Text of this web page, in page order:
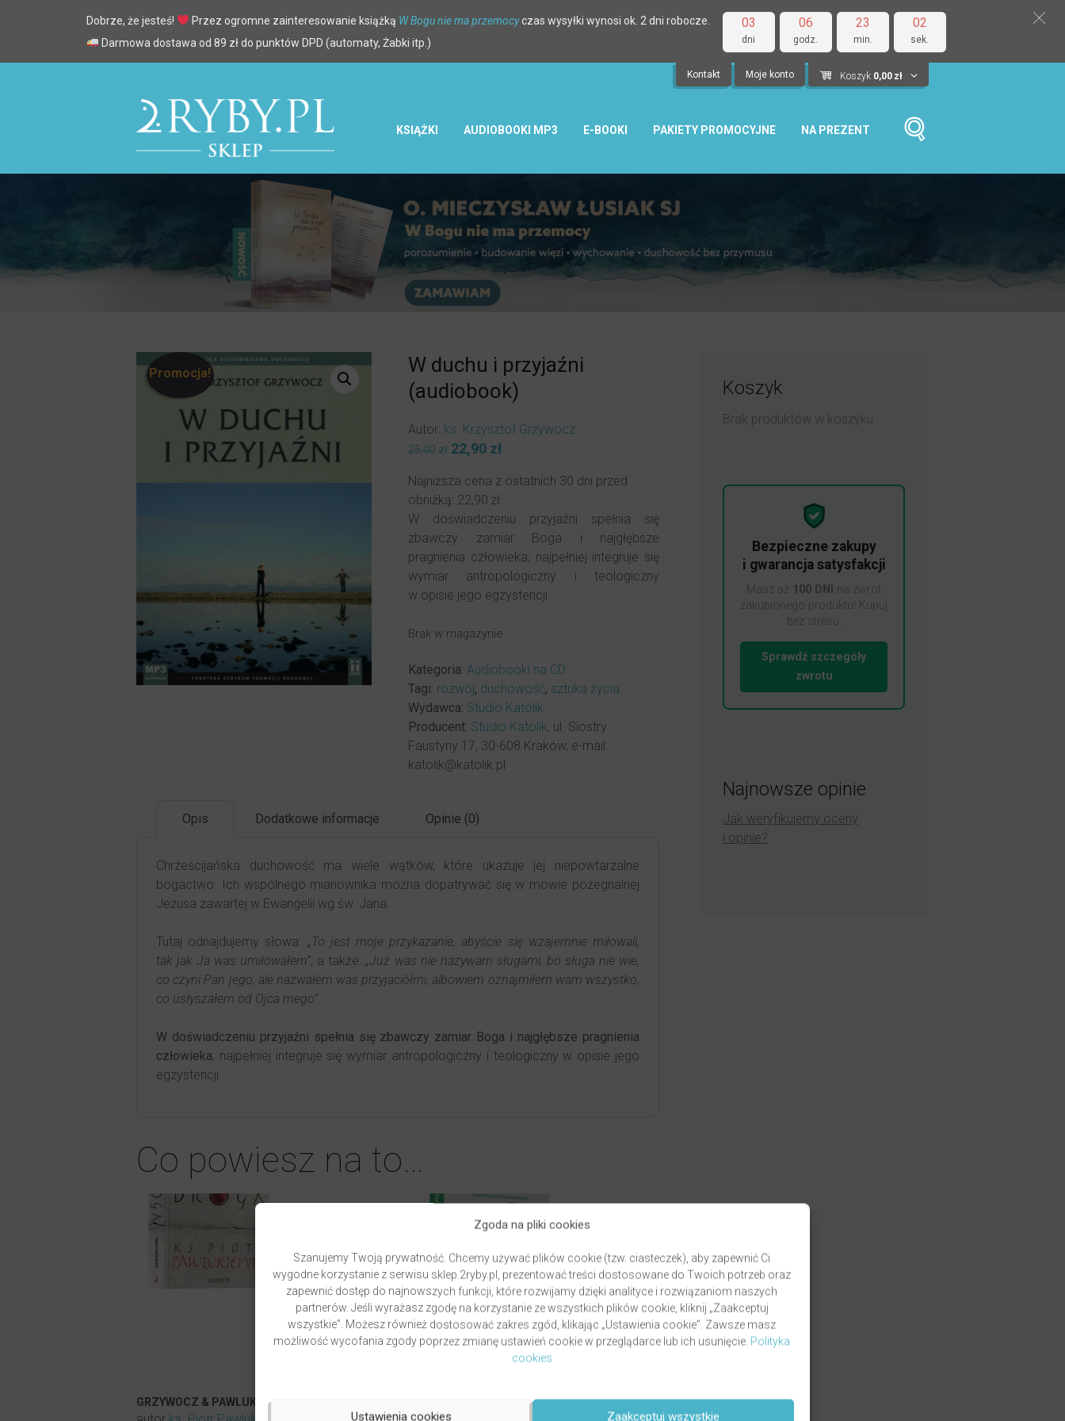
Zgoda na pliki cookies
Szanujemy Twoją prywatność. Chcemy używać plików cookie (tzw. ciasteczek), aby zapewnić Ci
wygodne korzystanie z serwisu sklep.2ryby.pl, prezentować treści dostosowane do Twoich potrzeb oraz
zapewnić dostęp do najnowszych funkcji, które rozwijamy dzięki analityce i rozwiązaniom naszych
partnerów. Jeśli wyrażasz zgodę na korzystanie ze wszystkich plików cookie, kliknij „Zaakceptuj
wszystkie”. Możesz również dostosować zakres zgód, klikając „Ustawienia cookie”. Zawsze masz
możliwość wycofania zgody poprzez zmianę ustawień cookie w przeglądarce lub ich usunięcie. Polityka
cookies
Zaakceptuj wszystkie
Ustawienia cookies
03
dni
06
godz.
23
min.
01
sek.
Dobrze, że jesteś! Przez ogromne zainteresowanie książką W Bogu nie ma przemocyczas wysyłki wynosi ok. 2 dni robocze.
Darmowa dostawa od 89 zł do punktów DPD (automaty, Żabki itp.)
Kontakt Moje konto Koszyk 0,00 zł
KSIĄŻKI AUDIOBOOKI MP3 E-BOOKI PAKIETY PROMOCYJNE NA PREZENT
Promocja!
W duchu i przyjaźni
(audiobook)
Autor: ks. Krzysztof Grzywocz
25,00zł Pierwotna
wynosiła:
25,00zł.
22,90 złAktualna
wynosi:
Najniższa cena z ostatnich 30 dni przed
obniżką: 22,90 zł
W doświadczeniu przyjaźni spełnia się
zbawczy zamiar Boga i najgłębsze
pragnienia człowieka; najpełniej integruje się
wymiar antropologiczny i teologiczny
w opisie jego egzystencji.
Brak w magazynie
Kategoria: Audiobooki na CD
Tagi: rozwój, duchowość, sztuka życia
Wydawca: Studio Katolik
Producent: Studio Katolik, ul. Siostry
Faustyny 17, 30-608 Kraków, e-mail:
katolik@katolik.pl
Opis Dodatkowe informacje Opinie (0)
Chrześcijańska duchowość ma wiele wątków, które ukazuje jej niepowtarzalne
bogactwo. Ich wspólnego mianownika można dopatrywać się w mowie pożegnalnej
Jezusa zawartej w Ewangelii wg św. Jana.
Tutaj odnajdujemy słowa: „To jest moje przykazanie, abyście się wzajemnie miłowali,
tak jak Ja was umiłowałem”, a także:„Już was nie nazywam sługami, bo sługa nie wie,
co czyni Pan jego, ale nazwałem was przyjaciółmi, albowiem oznajmiłem wam wszystko,
co usłyszałem od Ojca mego”
W doświadczeniu przyjaźni spełnia się zbawczy zamiar Boga i najgłębsze pragnienia
człowieka; najpełniej integruje się wymiar antropologiczny i teologiczny w opisie jego
egzystencji.
Co powiesz na to…
GRZYWOCZ & PAWLUKIEWICZ | DROGA
ŚLADY OJCA. PRZEWODNIK PO BUDOWANIU
WIĘZI
Koszyk
Brak produktów w koszyku.
Bezpieczne zakupy
i gwarancja satysfakcji
Masz aż 100 DNI
na zwrot
zakupionego produktu! Kupuj
bez stresu.
Sprawdź szczegóły
zwrotu
Najnowsze opinie
Jak weryfikujemy oceny
i opinie?